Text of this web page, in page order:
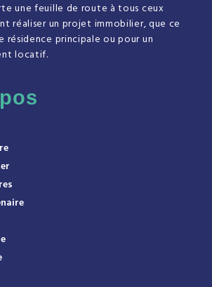
une feuille de route à tous ceux
réaliser un projet immobilier, que ce
résidence principale ou pour un
locatif.